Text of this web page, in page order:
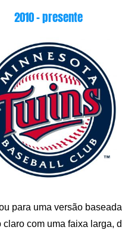
2010 – presente
para uma versão
com uma faixa larga,